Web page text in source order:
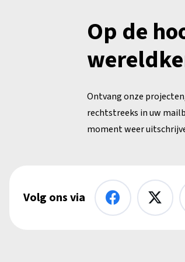
Op de
Ontvang onze
rechtstreeks in uw
moment weer
Volg ons via